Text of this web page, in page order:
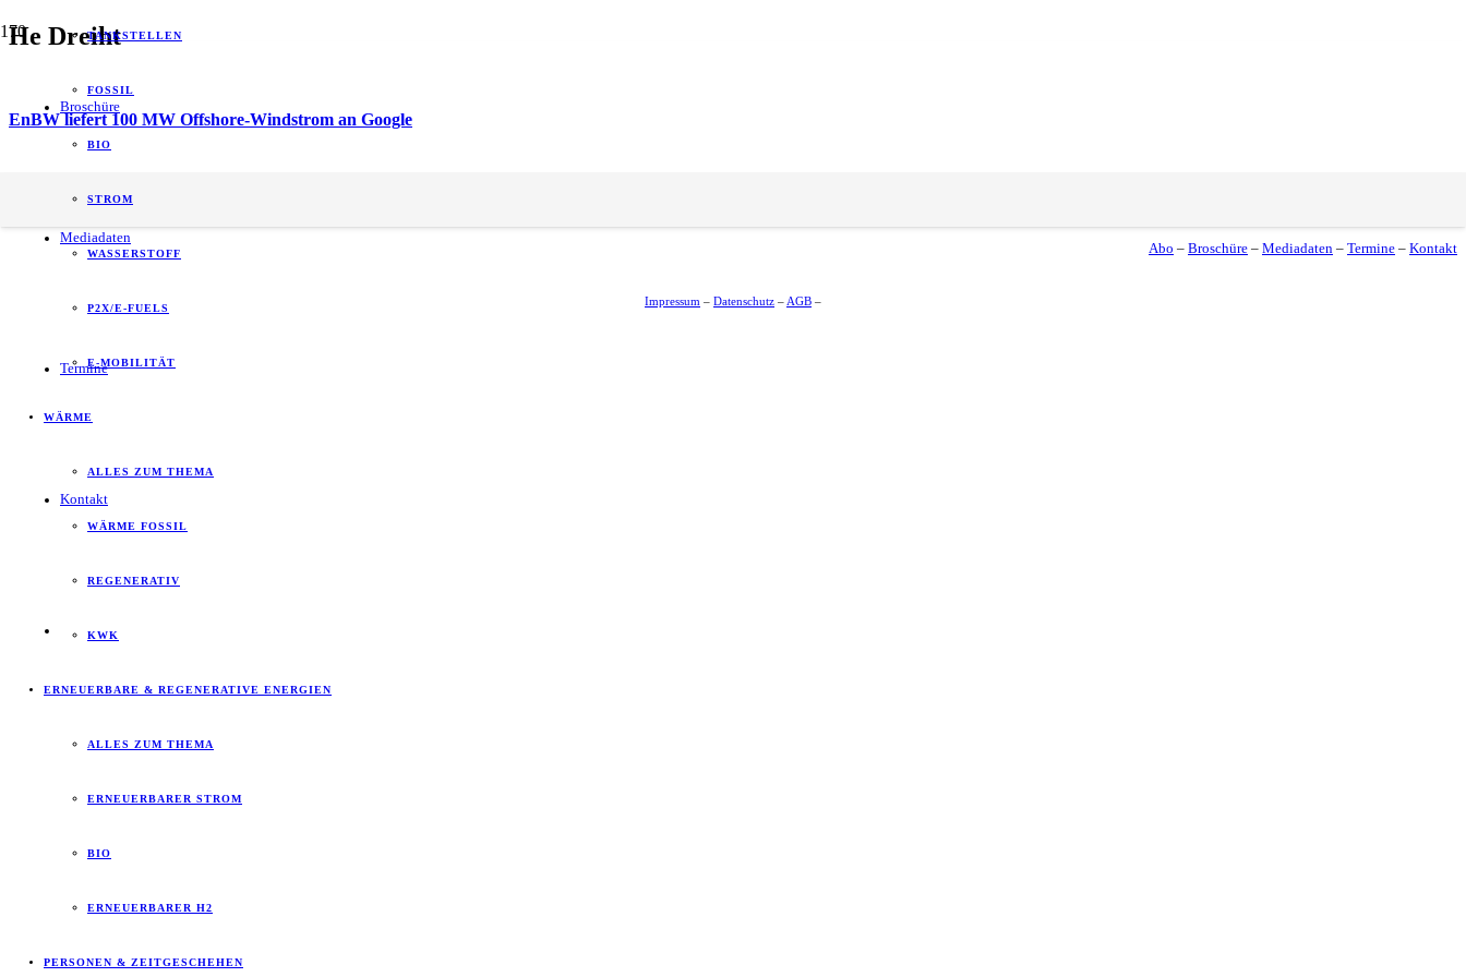
Broschüre
Mediadaten
Termine
Kontakt
TANKSTELLEN
FOSSIL
BIO
STROM
WASSERSTOFF
P2X/E-FUELS
E-MOBILITÄT
WÄRME
ALLES ZUM THEMA
WÄRME FOSSIL
REGENERATIV
KWK
ERNEUERBARE & REGENERATIVE ENERGIEN
ALLES ZUM THEMA
ERNEUERBARER STROM
BIO
ERNEUERBARER H2
PERSONEN & ZEITGESCHEHEN
He Dreiht
EnBW liefert 100 MW Offshore-Windstrom an Google
Abo – Broschüre – Mediadaten – Termine – Kontakt
Impressum – Datenschutz – AGB –